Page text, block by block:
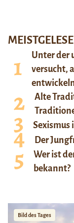
Unter der
versucht,
Alte
Sexismus
Der
Wer ist
bekannt?
Bild des Tages